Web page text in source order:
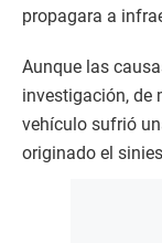
propagara a
Aunque las
investigación, de
vehículo sufrió
originado el